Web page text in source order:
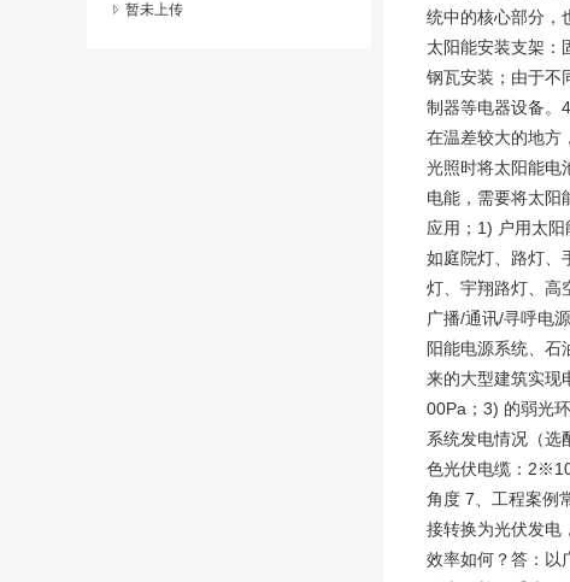
暂未上传
统中的核心部分，
太阳能安装支架：
钢瓦安装；由于不
制器等电器设备。
在温差较大的地方
光照时将太阳能电
电能，需要将太阳
应用；1) 户用太
如庭院灯、路灯、
灯、宇翔路灯、高
广播/通讯/寻呼电
阳能电源系统、石
来的大型建筑实现
00Pa；3) 的弱光
系统发电情况（选
色光伏电缆：
角度 7、工程案例
接转换为光伏发电
效率如何？答：以